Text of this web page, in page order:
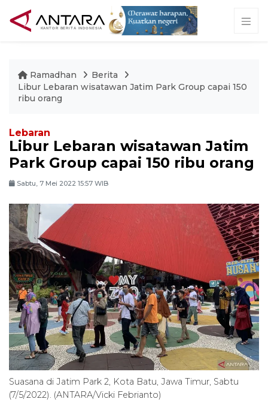
Ramadhan
Berita
Libur Lebaran wisatawan Jatim Park Group capai 150
ribu orang
Lebaran
Libur Lebaran wisatawan Jatim
Park Group capai 150 ribu orang
Sabtu, 7 Mei 2022 15:57 WIB
Suasana di Jatim Park 2, Kota Batu, Jawa Timur, Sabtu
(7/5/2022). (ANTARA/Vicki Febrianto)